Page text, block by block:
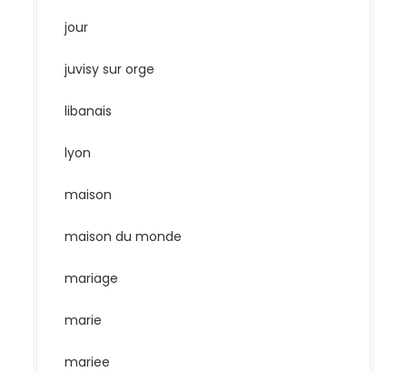
jour
juvisy sur orge
libanais
lyon
maison
maison du monde
mariage
marie
mariee